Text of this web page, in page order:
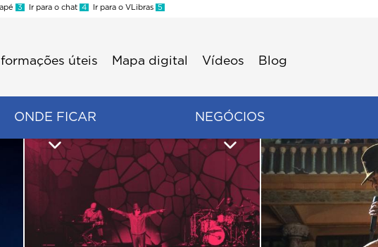
3 Ir para o chat 4 Ir para o VLibras 5
úteis Mapa digital Vídeos Blog
ONDE FICAR NEGÓCIOS